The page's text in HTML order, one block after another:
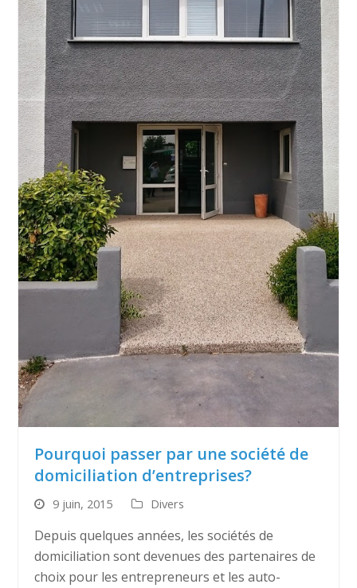
Pourquoi passer par une société de
domiciliation d’entreprises?
9 juin, 2015 Divers
Depuis quelques années, les sociétés de
domiciliation sont devenues des partenaires de
choix pour les entrepreneurs et les auto-